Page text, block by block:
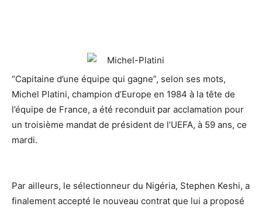
“Capitaine d’une équipe qui gagne”, selon ses mots,
Michel Platini, champion d’Europe en 1984 à la tête de
l’équipe de France, a été reconduit par acclamation pour
un troisième mandat de président de l’UEFA, à 59 ans, ce
mardi.
Par ailleurs, le sélectionneur du Nigéria, Stephen Keshi, a
finalement accepté le nouveau contrat que lui a proposé